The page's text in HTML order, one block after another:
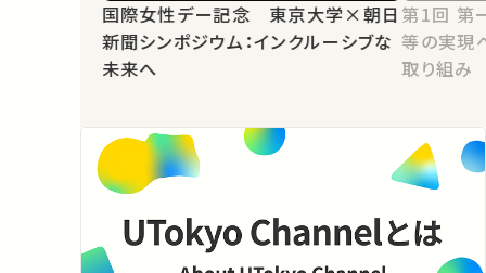
国際女性デー記念 東京大学×朝日
新聞シンポジウム：インクルーシブな
未来へ
第1回 第一部 対談：ジェンダー平
等の実現
取り組み